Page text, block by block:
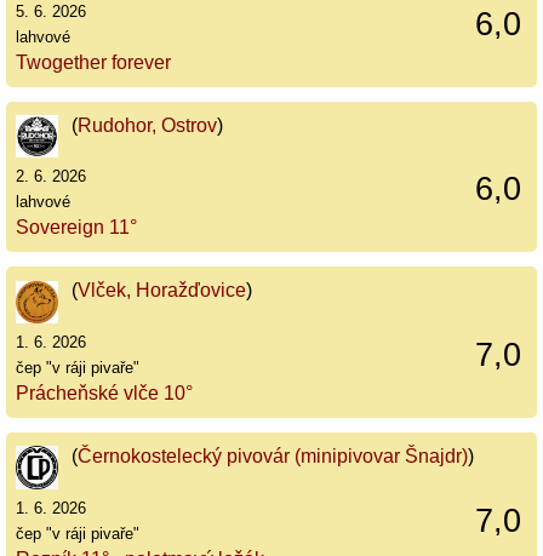
6,0
5. 6. 2026
lahvové
Twogether forever
(Rudohor, Ostrov)
6,0
2. 6. 2026
lahvové
Sovereign 11°
(Vlček, Horažďovice)
7,0
1. 6. 2026
čep "v ráji pivaře"
Prácheňské vlče 10°
(Černokostelecký pivovár (minipivovar Šnajdr))
7,0
1. 6. 2026
čep "v ráji pivaře"